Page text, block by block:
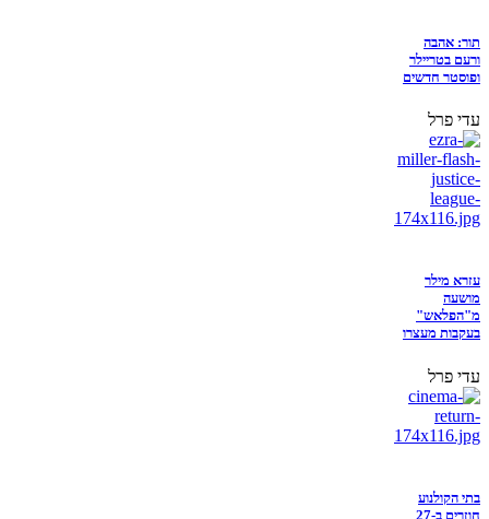
תור: אהבה
ורעם בטריילר
ופוסטר חדשים
עדי פרל
עזרא מילר
מושעה
מ"הפלאש"
בעקבות מעצרו
עדי פרל
בתי הקולנוע
חוזרים ב-27